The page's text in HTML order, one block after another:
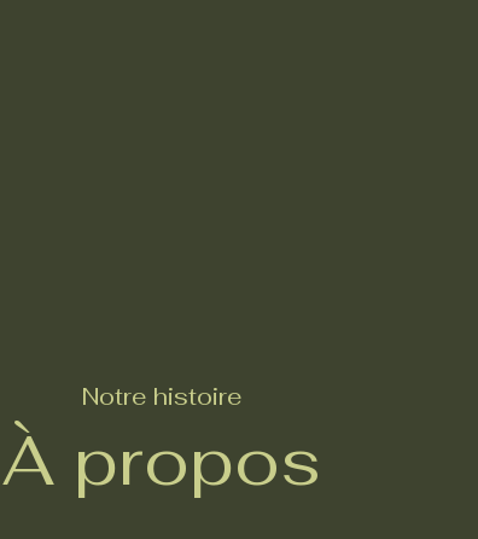
Notre histoire
À propos